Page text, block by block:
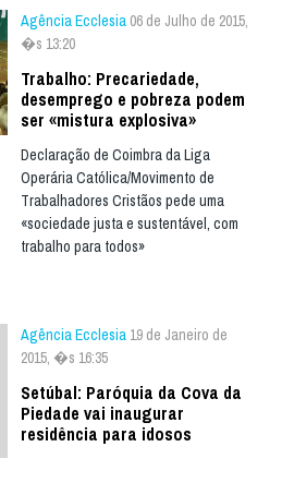
Agência Ecclesia 06 de Julho de 2015,
�s 13:20
Trabalho: Precariedade,
desemprego e pobreza podem
ser «mistura explosiva»
Declaração de Coimbra da Liga
Operária Católica/Movimento de
Trabalhadores Cristãos pede uma
«sociedade justa e sustentável, com
trabalho para todos»
Agência Ecclesia 19 de Janeiro de
2015, �s 16:35
Setúbal: Paróquia da Cova da
Piedade vai inaugurar
residência para idosos